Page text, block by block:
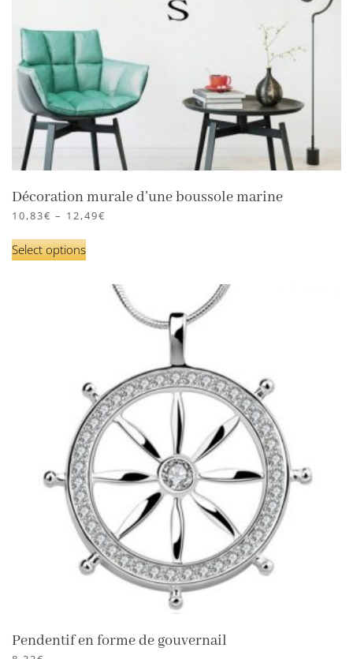
Décoration murale d’une boussole marine
10,83€ – 12,49€
Select options
Pendentif en forme de gouvernail